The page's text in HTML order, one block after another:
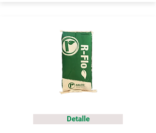
Detalle